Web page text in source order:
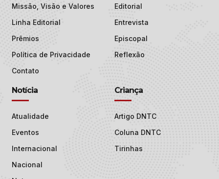
Missão, Visão e Valores
Linha Editorial
Prêmios
Política de Privacidade
Contato
Editorial
Entrevista
Episcopal
Reflexão
Notícia
Atualidade
Eventos
Internacional
Nacional
Criança
Artigo DNTC
Coluna DNTC
Tirinhas